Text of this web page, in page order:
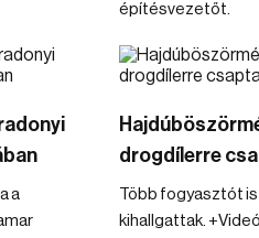
építésvezetőt.
a
drogdílerre
Több fogyasztót is
kihallgattak.